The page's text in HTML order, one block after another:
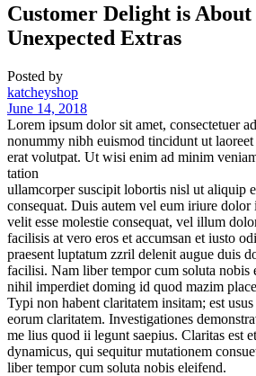
Customer Delight is
Unexpected Extras
Posted by
katcheyshop
June 14, 2018
Lorem ipsum dolor sit amet, consectetuer
nonummy nibh euismod tincidunt ut
erat volutpat. Ut wisi enim ad minim
tation
ullamcorper suscipit lobortis nisl ut aliquip
consequat. Duis autem vel eum iriure
velit esse molestie consequat, vel illum
facilisis at vero eros et accumsan et iusto
praesent luptatum zzril delenit augue duis
facilisi. Nam liber tempor cum soluta nobis
nihil imperdiet doming id quod mazim
Typi non habent claritatem insitam; est
eorum claritatem. Investigationes
me lius quod ii legunt saepius. Claritas est
dynamicus, qui sequitur mutationem
liber tempor cum soluta nobis eleifend.